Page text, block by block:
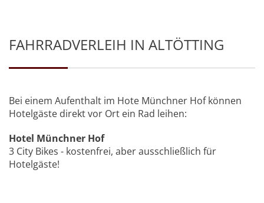
FAHRRADVERLEIH IN ALTÖTTING
Bei einem Aufenthalt im Hote Münchner Hof können
Hotelgäste direkt vor Ort ein Rad leihen:
Hotel Münchner Hof
3 City Bikes - kostenfrei, aber ausschließlich für
Hotelgäste!